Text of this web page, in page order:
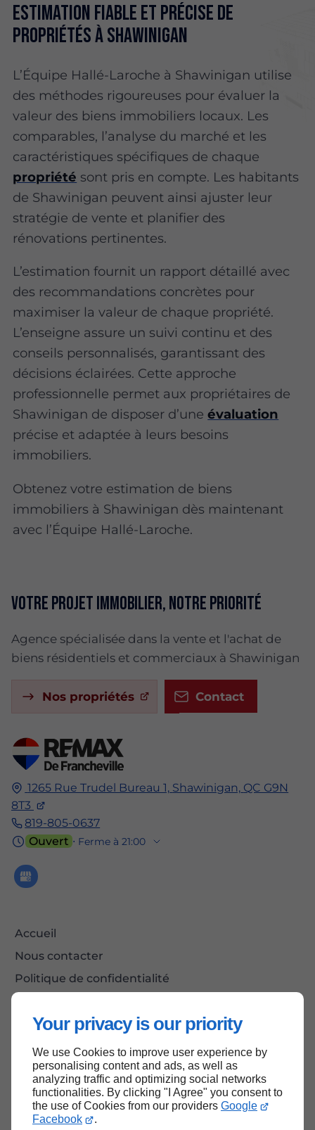
Your privacy is our priority
We use Cookies to improve user experience by
personalising content and ads, as well as
analyzing traffic and optimizing social networks
functionalities. By clicking "I Agree" you consent to
the use of Cookies from our providers Google
Facebook
.
Estimation fiable et précise de
propriétés à Shawinigan
L’Équipe Hallé-Laroche à Shawinigan utilise
des méthodes rigoureuses pour évaluer la
valeur des biens immobiliers locaux. Les
comparables, l’analyse du marché et les
caractéristiques spécifiques de chaque
propriété sont pris en compte. Les habitants
de Shawinigan peuvent ainsi ajuster leur
stratégie de vente et planifier des
rénovations pertinentes.
L’estimation fournit un rapport détaillé avec
des recommandations concrètes pour
maximiser la valeur de chaque propriété.
L’enseigne assure un suivi continu et des
conseils personnalisés, garantissant des
décisions éclairées. Cette approche
professionnelle permet aux propriétaires de
Shawinigan de disposer d’uneévaluation
précise et adaptée à leurs besoins
immobiliers.
Obtenez votre estimation de biens
immobiliers à Shawinigan dès maintenant
avec l’Équipe Hallé-Laroche.
1265 Rue Trudel Bureau 1, Shawinigan, QC G9N
8T3
819-805-0637
Ouvert ⋅ Ferme à 21:00
Accueil
Nous contacter
Politique de confidentialité
Votre projet immobilier, notre priorité
Agence spécialisée dans la vente et l'achat de
biens résidentiels et commerciaux à Shawinigan
Nos propriétés Contact
Haut de page